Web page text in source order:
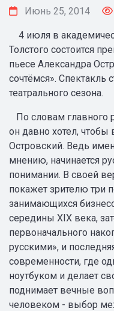
Июнь 25, 2014
4 июля в
Толстого состоится
пьесе Александра
сочтёмся». Спектакль
театрального сезона.
По словам главного
он давно хотел, чтобы
Островский. Ведь
мнению, начинается
понимании. В своей
покажет зрителю три
занимающихся
середины XIX века,
первоначального
русскими», и
современности, где
ноутбуком и делает
поднимает вечные
человеком - выбор